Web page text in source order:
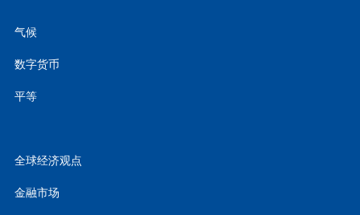
气候
数字货币
平等
全球经济观点
金融市场